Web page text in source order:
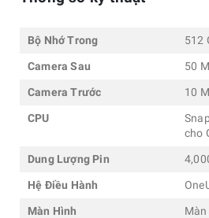
Bộ Nhớ Trong 512
Camera Sau 50
Camera Trước 10
CPU
cho
Dung Lượng Pin
Hệ Điều Hành
Màn Hình